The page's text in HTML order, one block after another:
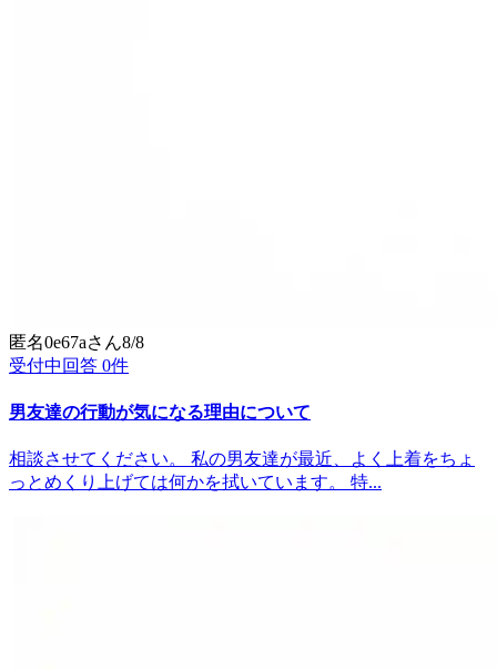
匿名0e67aさん8/8
受付中 回答 0件
男友達の行動が気になる理由について
相談させてください。 私の男友達が最近、よく上着をちょ
っとめくり上げては何かを拭いています。 特...